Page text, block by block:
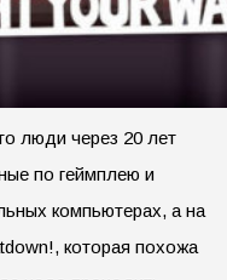
люди через 20 лет
по геймплею и
компьютерах, а на
которая похожа